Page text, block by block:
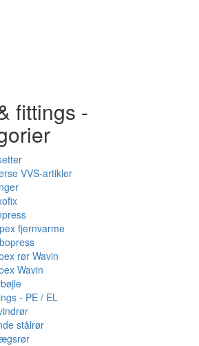
fittings -
VVS-artikler
fjernvarme
rør Wavin
Wavin
- PE / EL
stålrør